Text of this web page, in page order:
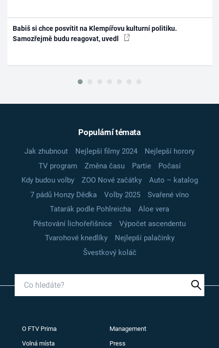
Babiš si chce posvítit na Klempířovu kulturní politiku.
Samozřejmě budu reagovat, uvedl
Populární témata
Jak zhubnout Nejlepší filmy 2024
Nejlepší horory
TV program
Změna času Partie
Počasí
Kdy budou volby
ZOO Nové začátky
Auto – katalog
7 pádů Honzy Dědka
Volby 2025
Svařené víno
Tatarák podle Pohlreicha
Aloe vera
Pěstování lichořeřišnice
Výpočet ascendentu
Tvarohové knedlíky
Nejlepší palačinky
Švestkový koláč
O FTV Prima Management
Volná místa Press